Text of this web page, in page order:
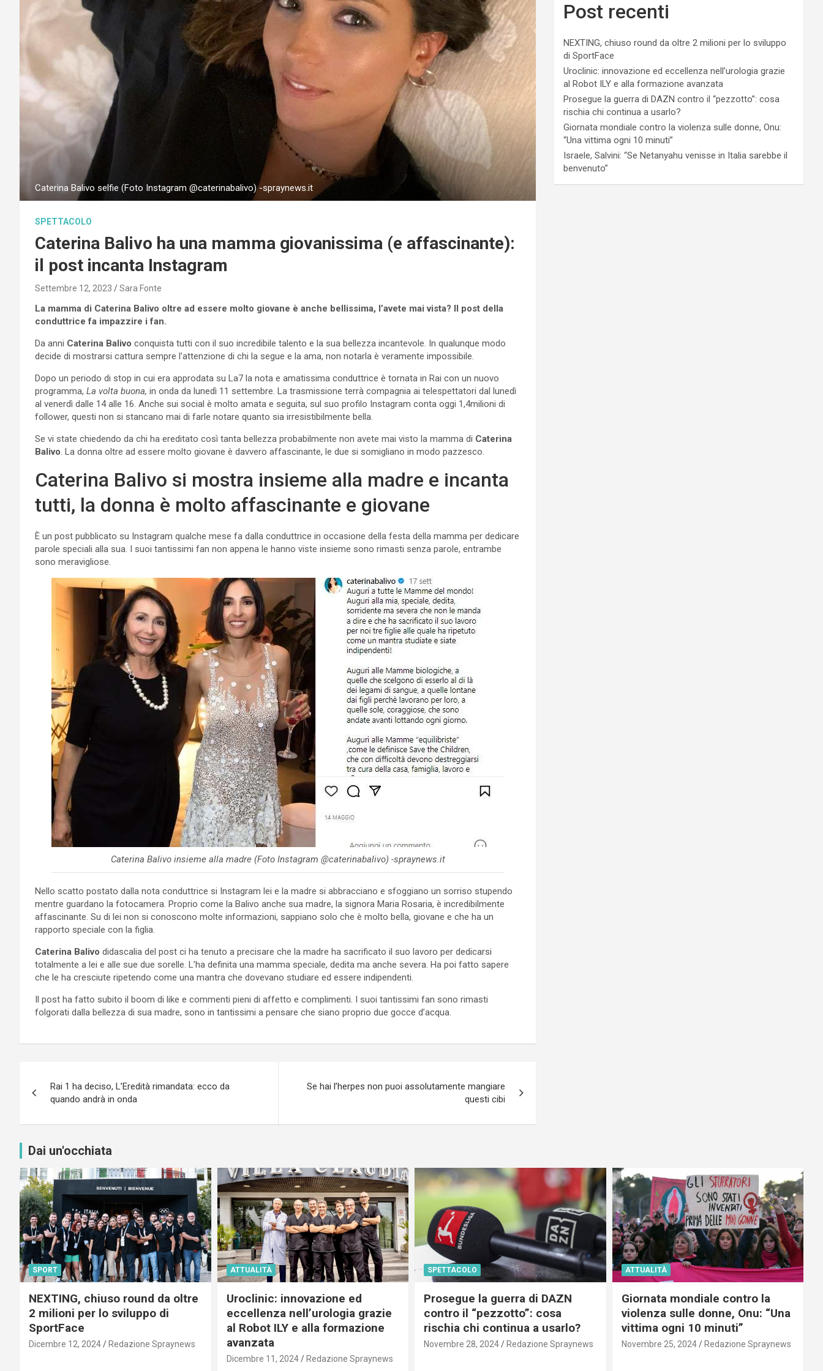
Caterina Balivo selfie (Foto Instagram @caterinabalivo) -spraynews.it
SPETTACOLO
Caterina Balivo ha una mamma giovanissima (e affascinante):
il post incanta Instagram
Settembre 12, 2023 Sara Fonte
La mamma di Caterina Balivo oltre ad essere molto giovane è anche bellissima, l’avete mai vista? Il post della
conduttrice fa impazzire i fan.
Da anni Caterina Balivo conquista tutti con il suo incredibile talento e la sua bellezza incantevole. In qualunque modo
decide di mostrarsi cattura sempre l’attenzione di chi la segue e la ama, non notarla è veramente impossibile.
Dopo un periodo di stop in cui era approdata su La7 la nota e amatissima conduttrice è tornata in Rai con un nuovo
programma, La volta buona, in onda da lunedì 11 settembre. La trasmissione terrà compagnia ai telespettatori dal lunedì
al venerdì dalle 14 alle 16. Anche sui social è molto amata e seguita, sul suo profilo Instagram conta oggi 1,4milioni di
follower, questi non si stancano mai di farle notare quanto sia irresistibilmente bella.
Se vi state chiedendo da chi ha ereditato così tanta bellezza probabilmente non avete mai visto la mamma di Caterina
Balivo . La donna oltre ad essere molto giovane è davvero affascinante, le due si somigliano in modo pazzesco.
Caterina Balivo si mostra insieme alla madre e incanta
tutti, la donna è molto affascinante e giovane
È un post pubblicato su Instagram qualche mese fa dalla conduttrice in occasione della festa della mamma per dedicare
parole speciali alla sua. I suoi tantissimi fan non appena le hanno viste insieme sono rimasti senza parole, entrambe
sono meravigliose.
Caterina Balivo insieme alla madre (Foto Instagram @caterinabalivo) -spraynews.it
Nello scatto postato dalla nota conduttrice si Instagram lei e la madre si abbracciano e sfoggiano un sorriso stupendo
mentre guardano la fotocamera. Proprio come la Balivo anche sua madre, la signora Maria Rosaria, è incredibilmente
affascinante. Su di lei non si conoscono molte informazioni, sappiano solo che è molto bella, giovane e che ha un
rapporto speciale con la figlia.
Caterina Balivo didascalia del post ci ha tenuto a precisare che la madre ha sacrificato il suo lavoro per dedicarsi
totalmente a lei e alle sue due sorelle. L’ha definita una mamma speciale, dedita ma anche severa. Ha poi fatto sapere
che le ha cresciute ripetendo come una mantra che dovevano studiare ed essere indipendenti.
Il post ha fatto subito il boom di like e commenti pieni di affetto e complimenti. I suoi tantissimi fan sono rimasti
folgorati dalla bellezza di sua madre, sono in tantissimi a pensare che siano proprio due gocce d’acqua.
articoli
Rai 1 ha deciso, L’Eredità rimandata: ecco da
quando andrà in onda
Se hai l’herpes non puoi assolutamente mangiare
questi cibi
Post recenti
NEXTING, chiuso round da oltre 2 milioni per lo sviluppo
di SportFace
Uroclinic: innovazione ed eccellenza nell’urologia grazie
al Robot ILY e alla formazione avanzata
Prosegue la guerra di DAZN contro il “pezzotto”: cosa
rischia chi continua a usarlo?
Giornata mondiale contro la violenza sulle donne, Onu:
“Una vittima ogni 10 minuti”
Israele, Salvini: “Se Netanyahu venisse in Italia sarebbe il
benvenuto”
Dai un'occhiata
SPORT
NEXTING, chiuso round da oltre
2 milioni per lo sviluppo di
SportFace
Dicembre 12, 2024 Redazione Spraynews
ATTUALITÀ
Uroclinic: innovazione ed
eccellenza nell’urologia grazie
al Robot ILY e alla formazione
avanzata
Dicembre 11, 2024 Redazione Spraynews
SPETTACOLO
Prosegue la guerra di DAZN
contro il “pezzotto”: cosa
rischia chi continua a usarlo?
Novembre 28, 2024 Redazione Spraynews
ATTUALITÀ
Giornata mondiale contro la
violenza sulle donne, Onu: “Una
vittima ogni 10 minuti”
Novembre 25, 2024 Redazione Spraynews